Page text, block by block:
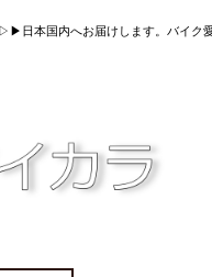
日本国内へお届けします。バイク